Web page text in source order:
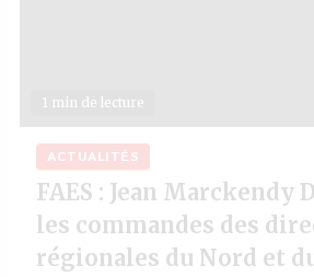
1 min de lecture
ACTUALITÉS
FAES : Jean Marckendy
les commandes des
régionales du Nord et